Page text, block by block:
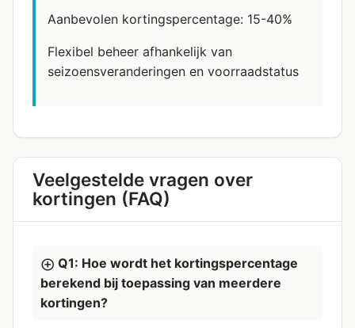
Aanbevolen kortingspercentage: 15-40%
Flexibel beheer afhankelijk van
seizoensveranderingen en voorraadstatus
Veelgestelde vragen over
kortingen (FAQ)
Q1: Hoe wordt het kortingspercentage
berekend bij toepassing van meerdere
kortingen?